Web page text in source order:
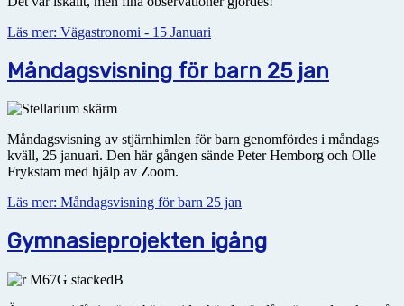
Läs mer: Vägastronomi - 15 Januari
Måndagsvisning för barn 25 jan
Måndagsvisning av stjärnhimlen för barn genomfördes i måndags
kväll, 25 januari. Den här gången sände Peter Hemborg och Olle
Frykstam med hjälp av Zoom.
Läs mer: Måndagsvisning för barn 25 jan
Gymnasieprojekten igång